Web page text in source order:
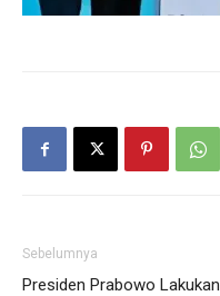
Sebelumnya
Presiden Prabowo Lakukan